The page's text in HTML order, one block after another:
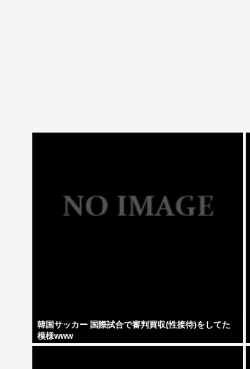
韓国サッカー 国際試合で審判買収(性接待)をしてた
模様www